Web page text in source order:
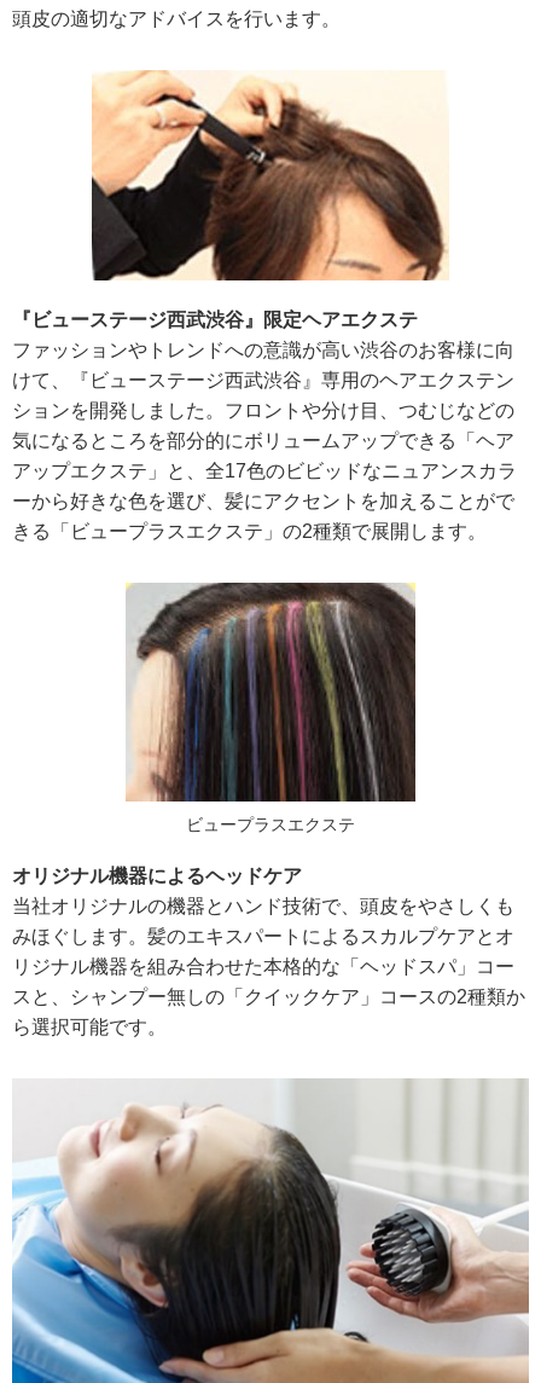
頭皮の適切なアドバイスを行います。
『ビューステージ西武渋谷』限定ヘアエクステ
ファッションやトレンドへの意識が高い渋谷のお客様に向
けて、『ビューステージ西武渋谷』専用のヘアエクステン
ションを開発しました。フロントや分け目、つむじなどの
気になるところを部分的にボリュームアップできる「ヘア
アップエクステ」と、全17色のビビッドなニュアンスカラ
ーから好きな色を選び、髪にアクセントを加えることがで
きる「ビュープラスエクステ」の2種類で展開します。
ビュープラスエクステ
オリジナル機器によるヘッドケア
当社オリジナルの機器とハンド技術で、頭皮をやさしくも
みほぐします。髪のエキスパートによるスカルプケアとオ
リジナル機器を組み合わせた本格的な「ヘッドスパ」コー
スと、シャンプー無しの「クイックケア」コースの2種類か
ら選択可能です。